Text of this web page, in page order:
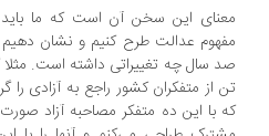
این سخن آن است که ما باید یک
عدالت طرح کنیم و نشان دهیم که
سال چه تغییراتی داشته است. مثلا گاهی
از متفکران کشور راجع به آزادی را
با این ده متفکر مصاحبه آزاد صورت